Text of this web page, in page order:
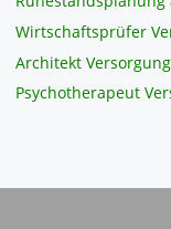
Wirtschaftsprüfer
Architekt
Psychotherapeut